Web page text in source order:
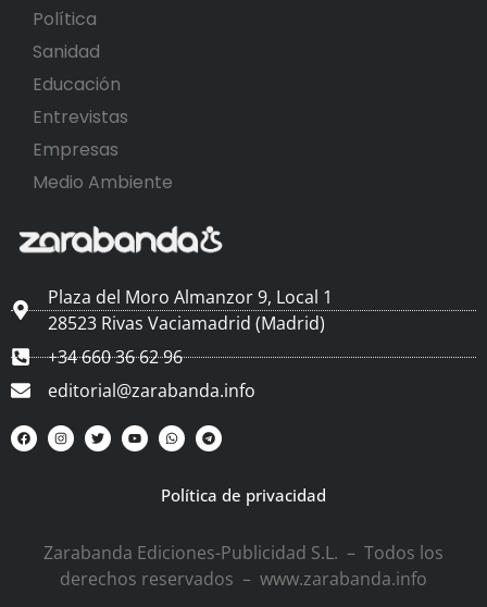
Política
Sanidad
Educación
Entrevistas
Empresas
Medio Ambiente
Plaza del Moro Almanzor 9, Local 1
28523 Rivas Vaciamadrid (Madrid)
+34 660 36 62 96
editorial@zarabanda.info
Política de privacidad
Zarabanda Ediciones-Publicidad S.L. – Todos los
derechos reservados – www.zarabanda.info